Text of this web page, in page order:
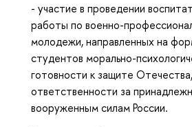
- участие в проведении
работы по военно-
молодежи, направленных на
студентов морально-
готовности к защите
ответственности за
вооруженным силам России.